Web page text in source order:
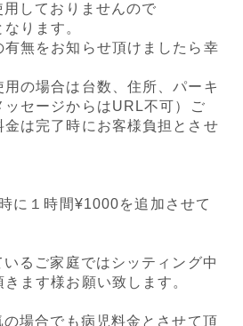
しておりませんので
ります。
有無をお知らせ頂けましたら幸
用の場合は台数、住所、パーキ
ッセージからはURL不可）ご
は完了時にお客様負担とさせ
に１時間¥1000を追加させて
るご家庭ではシッティング中
ます様お願い致します。
場合でも病児料金とさせて頂